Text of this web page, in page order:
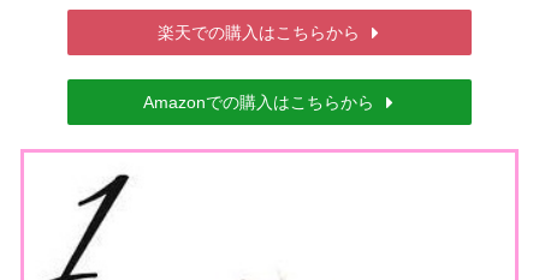
楽天での購入はこちらから
Amazonでの購入はこちらから